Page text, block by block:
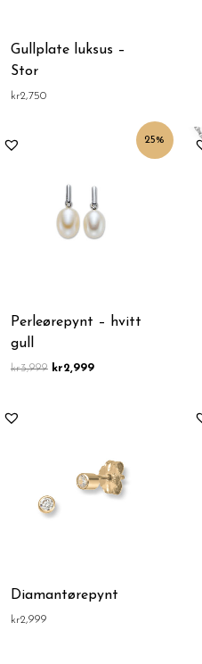
Gullplate luksus –
Stor
kr2,750
25%
Perleørepynt – hvitt
gull
kr3,999 kr2,999
Nåværende
Diamantørepynt
kr2,999